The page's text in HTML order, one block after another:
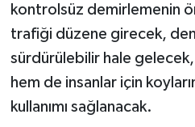
kontrolsüz demirlemenin
trafiği düzene girecek,
sürdürülebilir hale gelecek,
hem de insanlar için
kullanımı sağlanacak.